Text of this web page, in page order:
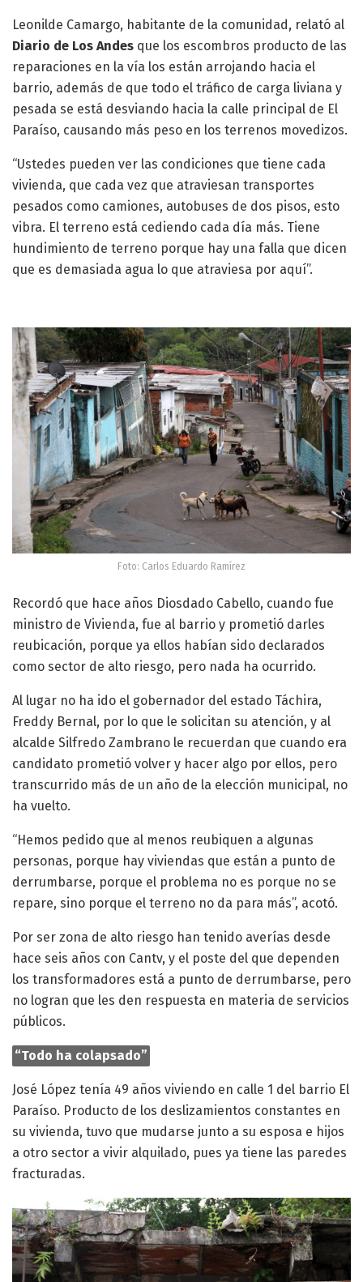
Leonilde Camargo, habitante de la comunidad, relató al
Diario de Los Andes que los escombros producto de las
reparaciones en la vía los están arrojando hacia el
barrio, además de que todo el tráfico de carga liviana y
pesada se está desviando hacia la calle principal de El
Paraíso, causando más peso en los terrenos movedizos.
“Ustedes pueden ver las condiciones que tiene cada
vivienda, que cada vez que atraviesan transportes
pesados como camiones, autobuses de dos pisos, esto
vibra. El terreno está cediendo cada día más. Tiene
hundimiento de terreno porque hay una falla que dicen
que es demasiada agua lo que atraviesa por aquí”.
Foto: Carlos Eduardo Ramírez
Recordó que hace años Diosdado Cabello, cuando fue
ministro de Vivienda, fue al barrio y prometió darles
reubicación, porque ya ellos habían sido declarados
como sector de alto riesgo, pero nada ha ocurrido.
Al lugar no ha ido el gobernador del estado Táchira,
Freddy Bernal, por lo que le solicitan su atención, y al
alcalde Silfredo Zambrano le recuerdan que cuando era
candidato prometió volver y hacer algo por ellos, pero
transcurrido más de un año de la elección municipal, no
ha vuelto.
“Hemos pedido que al menos reubiquen a algunas
personas, porque hay viviendas que están a punto de
derrumbarse, porque el problema no es porque no se
repare, sino porque el terreno no da para más”, acotó.
Por ser zona de alto riesgo han tenido averías desde
hace seis años con Cantv, y el poste del que dependen
los transformadores está a punto de derrumbarse, pero
no logran que les den respuesta en materia de servicios
públicos.
“Todo ha colapsado”
José López tenía 49 años viviendo en calle 1 del barrio El
Paraíso. Producto de los deslizamientos constantes en
su vivienda, tuvo que mudarse junto a su esposa e hijos
a otro sector a vivir alquilado, pues ya tiene las paredes
fracturadas.